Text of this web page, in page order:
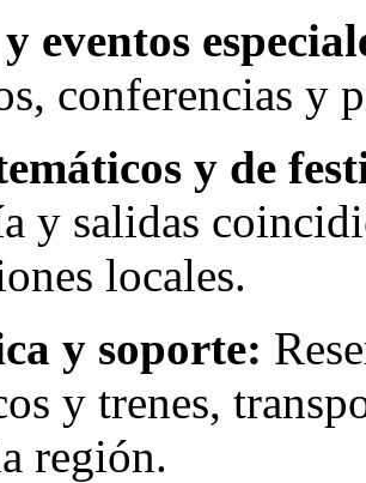
eventos
conferencias y
y de
y salidas
locales.
y soporte:
y trenes,
región.